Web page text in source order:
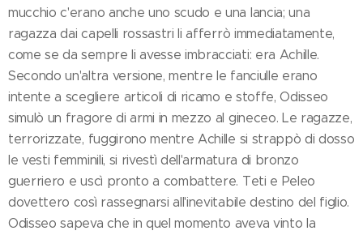
mucchio c'erano anche uno scudo e una lancia; una
ragazza dai capelli rossastri li afferrò immediatamente,
come se da sempre li avesse imbracciati: era Achille.
Secondo un'altra versione, mentre le fanciulle erano
intente a scegliere articoli di ricamo e stoffe, Odisseo
simulò un fragore di armi in mezzo al gineceo. Le ragazze,
terrorizzate, fuggirono mentre Achille si strappò di dosso
le vesti femminili, si rivestì dell'armatura di bronzo
guerriero e uscì pronto a combattere. Teti e Peleo
dovettero così rassegnarsi all'inevitabile destino del figlio.
Odisseo sapeva che in quel momento aveva vinto la